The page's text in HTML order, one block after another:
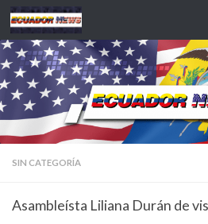
Saltar al contenido
SIN CATEGORÍA
Asambleísta Liliana Durán de